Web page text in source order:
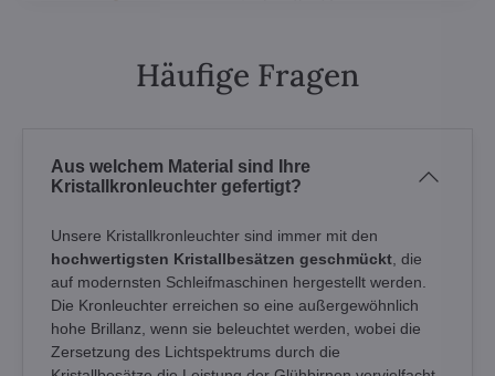
Häufige Fragen
Aus welchem Material sind Ihre
Kristallkronleuchter gefertigt?
Unsere Kristallkronleuchter sind immer mit den
hochwertigsten Kristallbesätzen geschmückt , die
auf modernsten Schleifmaschinen hergestellt werden.
Die Kronleuchter erreichen so eine außergewöhnlich
hohe Brillanz, wenn sie beleuchtet werden, wobei die
Zersetzung des Lichtspektrums durch die